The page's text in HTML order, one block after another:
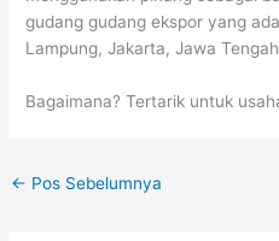
gudang gudang ekspor yang
Lampung, Jakarta, Jawa
Bagaimana? Tertarik untuk
← Pos Sebelumnya